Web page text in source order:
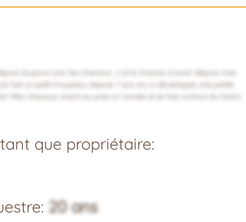
toujours par les chevaux. J ai la chance d avoir depuis mes
fait un petit troupeau depuis 7 ans et j a développé une petite
Mes chevaux vivent au près a l année et je fais surtout du loisirs
que propriétaire:
20 ans